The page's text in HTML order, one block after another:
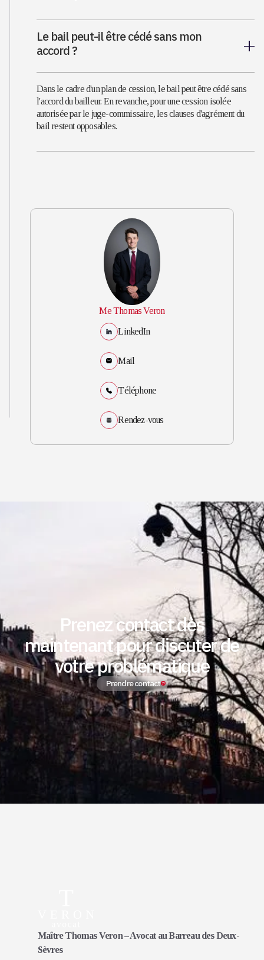
Le bail peut-il être cédé sans mon
accord ?
Dans le cadre d'un plan de cession, le bail peut être cédé sans
l'accord du bailleur. En revanche, pour une cession isolée
autorisée par le juge-commissaire, les clauses d'agrément du
bail restent opposables.
Me Thomas Veron
LinkedIn
Mail
Téléphone
Rendez-vous
Prenez contact dès
maintenant pour discuter de
votre problématique
Prendre contact
Maître Thomas Veron – Avocat au Barreau des Deux-
Sèvres